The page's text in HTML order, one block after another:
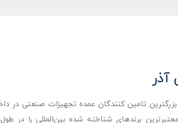
آذر
بزرگترین تامین کنندگان عمده تجهیزات صنعتی در